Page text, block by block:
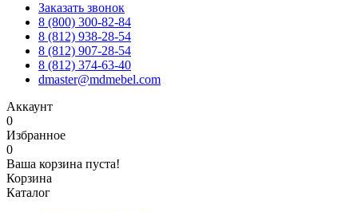
Заказать звонок
8 (800) 300-82-84
8 (812) 938-28-54
8 (812) 907-28-54
8 (812) 374-63-40
dmaster@mdmebel.com
Аккаунт
0
Избранное
0
Ваша корзина пуста!
Корзина
Каталог